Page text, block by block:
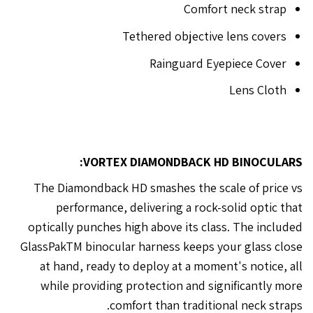
Comfort neck strap
Tethered objective lens covers
Rainguard Eyepiece Cover
Lens Cloth
VORTEX DIAMONDBACK HD BINOCULARS:
The Diamondback HD smashes the scale of price vs
performance, delivering a rock-solid optic that
optically punches high above its class. The included
GlassPakTM binocular harness keeps your glass close
at hand, ready to deploy at a moment's notice, all
while providing protection and significantly more
comfort than traditional neck straps.